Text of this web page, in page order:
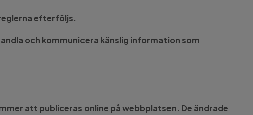
efterföljs.
och kommunicera känslig information som
att publiceras online på webbplatsen. De ändrade